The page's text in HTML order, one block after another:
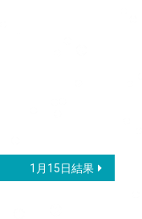
1月15日結果